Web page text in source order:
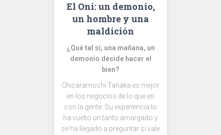
El Oni: un demonio,
un hombre y una
maldición
¿Qué tal si, una mañana, un
demonio decide hacer el
bien?
Chicaramochi Tanaka es mejor
en los negocios de lo que es
con la gente. Su experiencia lo
ha vuelto un tanto amargado y
se ha llegado a preguntar si vale